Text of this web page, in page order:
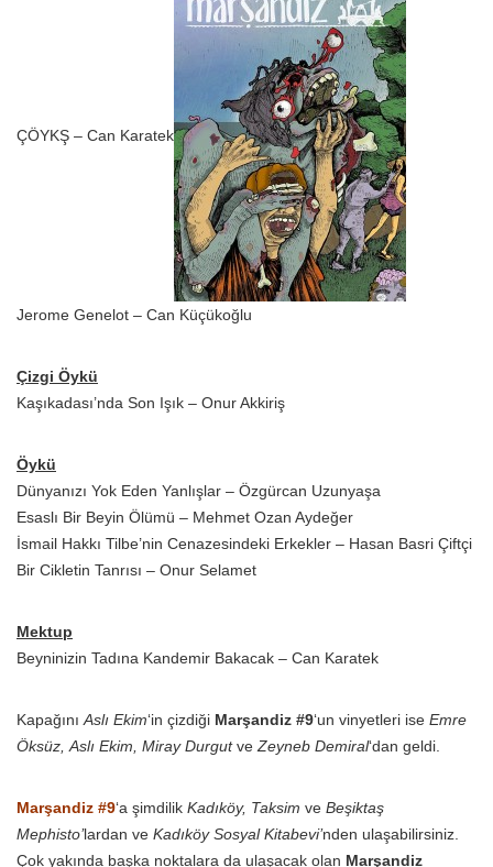
ÇÖYKŞ – Can Karatek
Jerome Genelot – Can Küçükoğlu
Çizgi Öykü
Kaşıkadası’nda Son Işık – Onur Akkiriş
Öykü
Dünyanızı Yok Eden Yanlışlar – Özgürcan Uzunyaşa
Esaslı Bir Beyin Ölümü – Mehmet Ozan Aydeğer
İsmail Hakkı Tilbe’nin Cenazesindeki Erkekler – Hasan Basri Çiftçi
Bir Cikletin Tanrısı – Onur Selamet
Mektup
Beyninizin Tadına Kandemir Bakacak – Can Karatek
Kapağını Aslı Ekim‘in çizdiği Marşandiz #9‘un vinyetleri ise Emre
Öksüz, Aslı Ekim, Miray Durgutve Zeyneb Demiral‘dan geldi.
Marşandiz #9‘a şimdilik Kadıköy, Taksim ve Beşiktaş
Mephisto’lardan ve Kadıköy Sosyal Kitabevi’nden ulaşabilirsiniz.
Çok yakında başka noktalara da ulaşacak olan Marşandiz